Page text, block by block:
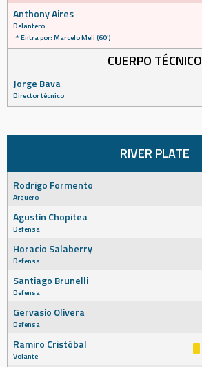
Anthony Aires
Delantero
Entra por: Marcelo Meli (60')
CUERPO TÉCNICO
Jorge Bava
Director técnico
RIVER PLATE
Rodrigo Formento
Arquero
Agustín Chopitea
Defensa
Horacio Salaberry
Defensa
Santiago Brunelli
Defensa
Gervasio Olivera
Defensa
Ramiro Cristóbal
Volante